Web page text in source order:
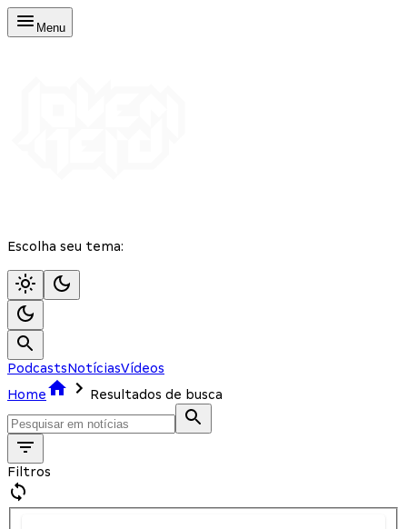
Menu
Escolha seu tema:
PodcastsNotíciasVídeos
Home
Resultados de busca
Filtros